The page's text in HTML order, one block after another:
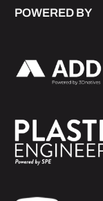
POWERED BY